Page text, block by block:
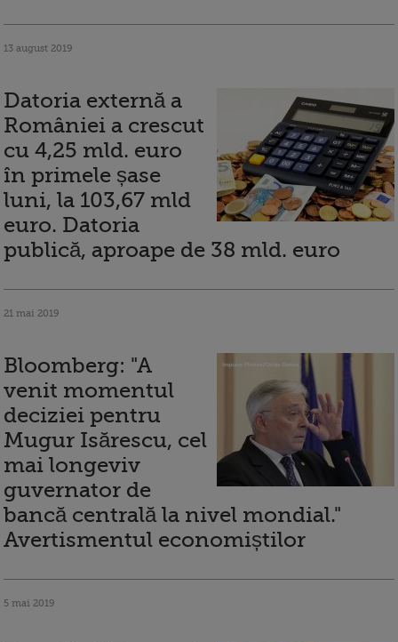
13 august 2019
Datoria externă a
României a crescut
cu 4,25 mld. euro
în primele șase
luni, la 103,67 mld
euro. Datoria
publică, aproape de 38 mld. euro
21 mai 2019
Bloomberg: "A
venit momentul
deciziei pentru
Mugur Isărescu, cel
mai longeviv
guvernator de
bancă centrală la nivel mondial."
Avertismentul economiștilor
5 mai 2019